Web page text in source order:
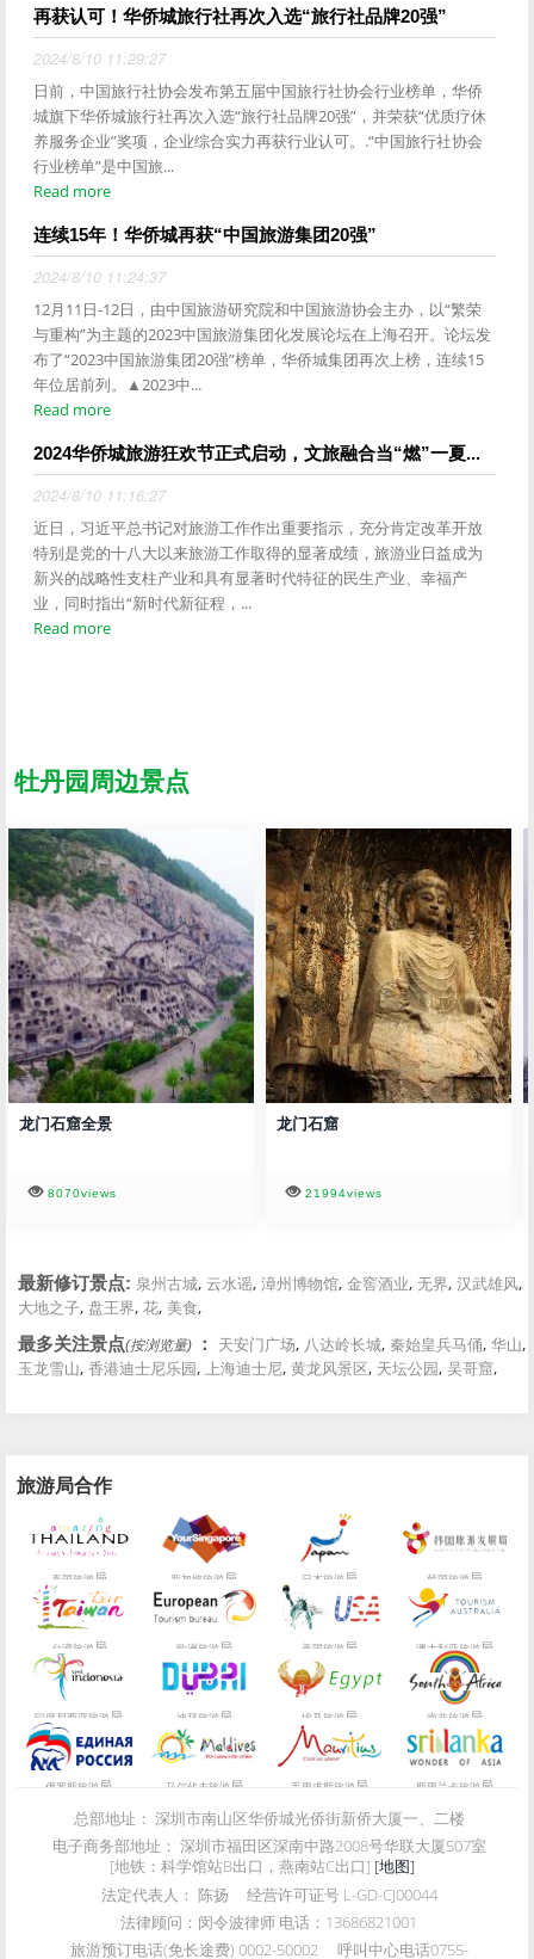
再获认可！华侨城旅行社再次入选“旅行社品牌20强”
2024/8/10 11:29:27
日前，中国旅行社协会发布第五届中国旅行社协会行业榜单，华侨
城旗下华侨城旅行社再次入选“旅行社品牌20强”，并荣获“优质疗休
养服务企业”奖项，企业综合实力再获行业认可。.“中国旅行社协会
行业榜单”是中国旅...
Read more
连续15年！华侨城再获“中国旅游集团20强”
2024/8/10 11:24:37
12月11日-12日，由中国旅游研究院和中国旅游协会主办，以“繁荣
与重构”为主题的2023中国旅游集团化发展论坛在上海召开。论坛发
布了“2023中国旅游集团20强”榜单，华侨城集团再次上榜，连续15
年位居前列。▲2023中...
Read more
2024华侨城旅游狂欢节正式启动，文旅融合当“燃”一夏...
2024/8/10 11:16:27
近日，习近平总书记对旅游工作作出重要指示，充分肯定改革开放
特别是党的十八大以来旅游工作取得的显著成绩，旅游业日益成为
新兴的战略性支柱产业和具有显著时代特征的民生产业、幸福产
业，同时指出“新时代新征程，...
Read more
牡丹园周边景点
龙门石窟全景
8070views
龙门石窟
21994views
最新修订景点: 泉州古城, 云水谣, 漳州博物馆, 金窖酒业, 无界, 汉武雄风,
大地之子, 盘王界, 花, 美食,
最多关注景点(按浏览量) ： 天安门广场, 八达岭长城, 秦始皇兵马俑, 华山,
玉龙雪山, 香港迪士尼乐园, 上海迪士尼, 黄龙风景区, 天坛公园, 吴哥窟,
旅游局合作
泰国旅游局 新加坡旅游局 日本旅游局 韩国旅游局
台湾旅游局 欧洲旅游局 美国旅游局 澳大利亚旅游局
印度尼西亚旅游局 迪拜旅游局 埃及旅游局 南非旅游局
俄罗斯旅游局 马尔代夫旅游局 毛里求斯旅游局 斯里兰卡旅游局
总部地址： 深圳市南山区华侨城光侨街新侨大厦一、二楼
电子商务部地址： 深圳市福田区深南中路2008号华联大厦507室
[地铁：科学馆站B出口，燕南站C出口] [地图]
法定代表人： 陈扬 经营许可证号 L-GD-CJ00044
法律顾问： 闵令波律师 电话：13686821001
旅游预订电话(免长途费) 0002-50002 呼叫中心电话0755-